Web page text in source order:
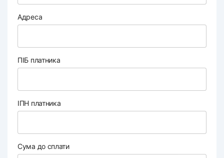
Адреса
ПІБ платника
ІПН платника
Сума до сплати